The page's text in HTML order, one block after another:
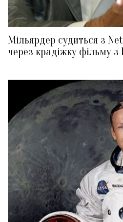
Мільярдер судиться з
через крадіжку фільму